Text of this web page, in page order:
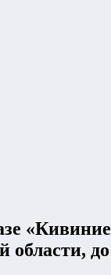
области,